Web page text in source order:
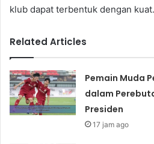
klub dapat terbentuk dengan kuat.
Related Articles
Pemain Muda
dalam
Presiden
17 jam ago